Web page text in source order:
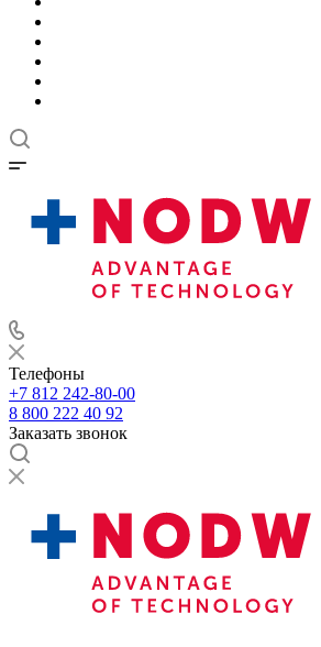
Телефоны
+7 812 242-80-00
8 800 222 40 92
Заказать звонок